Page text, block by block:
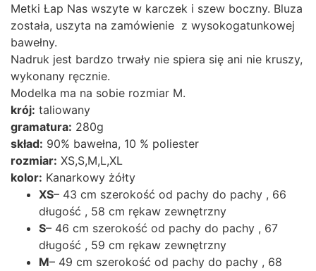
Metki Łap Nas wszyte w karczek i szew boczny. Bluza
została, uszyta na zamówienie z wysokogatunkowej
bawełny.
Nadruk jest bardzo trwały nie spiera się ani nie kruszy,
wykonany ręcznie.
Modelka ma na sobie rozmiar M.
krój: taliowany
gramatura: 280g
skład: 90% bawełna, 10 % poliester
rozmiar: XS,S,M,L,XL
kolor: Kanarkowy żółty
XS– 43 cm szerokość od pachy do pachy , 66
długość , 58 cm rękaw zewnętrzny
S– 46 cm szerokość od pachy do pachy , 67
długość , 59 cm rękaw zewnętrzny
M– 49 cm szerokość od pachy do pachy , 68